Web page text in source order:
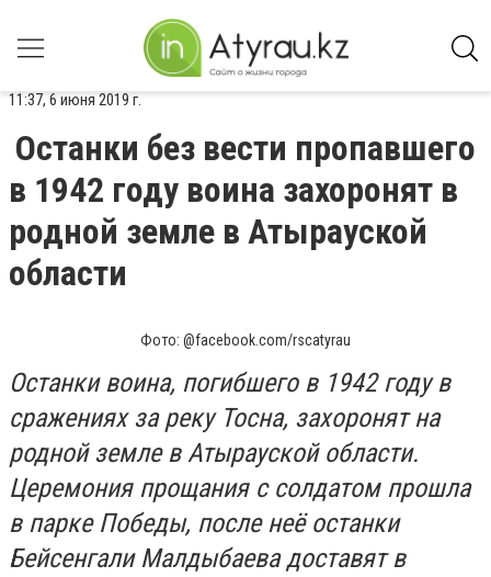
11:37, 6 июня 2019 г.
Останки без вести пропавшего
в 1942 году воина захоронят в
родной земле в Атырауской
области
Фото: @facebook.com/rscatyrau
Останки воина, погибшего в 1942 году в
сражениях за реку Тосна, захоронят на
родной земле в Атырауской области.
Церемония прощания с солдатом прошла
в парке Победы, после неё останки
Бейсенгали Малдыбаева доставят в